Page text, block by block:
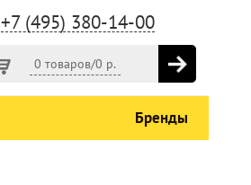
+7 (495) 380-14-00
0 товаров/0 р.
Бренды